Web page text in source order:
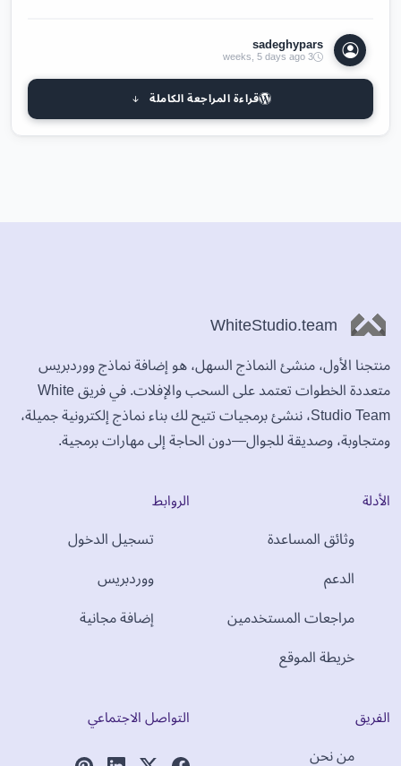
sadeghypars
3 weeks, 5 days ago
قراءة المراجعة الكاملة
WhiteStudio.team
منتجنا الأول، منشئ النماذج السهل، هو إضافة نماذج ووردبريس
متعددة الخطوات تعتمد على السحب والإفلات. في فريق White
Studio Team، ننشئ برمجيات تتيح لك بناء نماذج إلكترونية جميلة،
ومتجاوبة، وصديقة للجوال—دون الحاجة إلى مهارات برمجية.
الأدلة
وثائق المساعدة
الدعم
مراجعات المستخدمين
خريطة الموقع
الروابط
تسجيل الدخول
ووردبريس
إضافة مجانية
الفريق
من نحن
التواصل الاجتماعي